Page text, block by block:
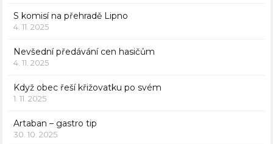
S komisí na přehradě Lipno
4. 11. 2025
Nevšední předávání cen hasičům
4. 11. 2025
Když obec řeší křižovatku po svém
1. 11. 2025
Artaban – gastro tip
30. 10. 2025